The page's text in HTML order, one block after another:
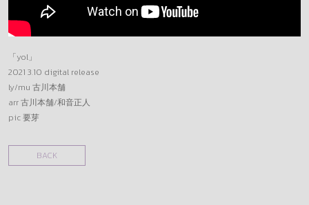
「yol」
2021 3.10 digital release
ly/mu 古川本舗
arr 古川本舗/和音正人
pic 要芽
BACK